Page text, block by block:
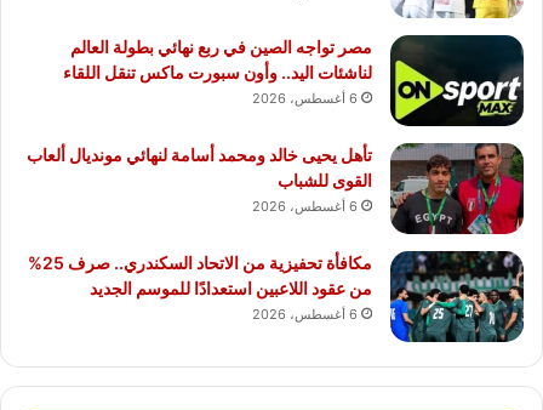
مصر تواجه الصين في ربع نهائي بطولة العالم
لناشئات اليد.. وأون سبورت ماكس تنقل اللقاء
6 أغسطس، 2026
تأهل يحيى خالد ومحمد أسامة لنهائي مونديال ألعاب
القوى للشباب
6 أغسطس، 2026
مكافأة تحفيزية من الاتحاد السكندري.. صرف 25%
من عقود اللاعبين استعدادًا للموسم الجديد
6 أغسطس، 2026